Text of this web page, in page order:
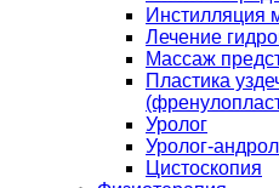
Инстилляция
Лечение
Массаж
Пластика
Уролог
Уролог-
Цистоскопия